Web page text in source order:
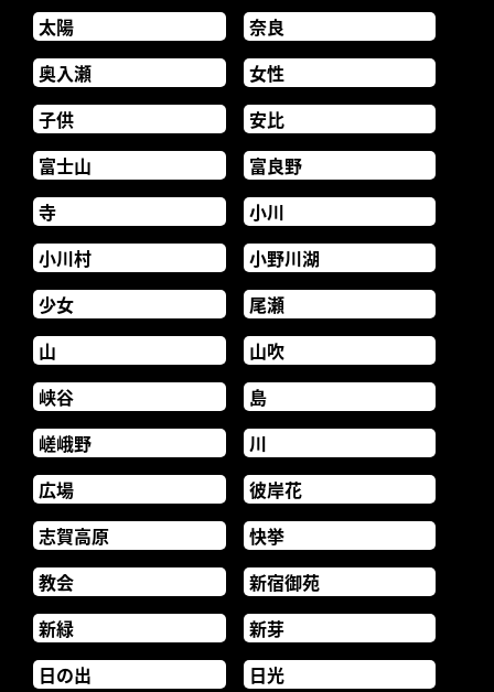
太陽
奈良
奥入瀬
女性
子供
安比
富士山
富良野
寺
小川
小川村
小野川湖
少女
尾瀬
山
山吹
峡谷
島
嵯峨野
川
広場
彼岸花
志賀高原
快挙
教会
新宿御苑
新緑
新芽
日の出
日光